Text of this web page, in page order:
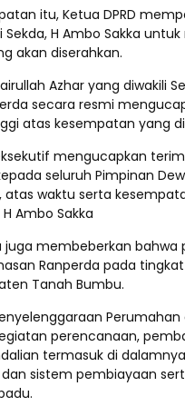
itu, Ketua DPRD
H Ambo Sakka
akan diserahkan.
Azhar yang diwakili
secara resmi
atas kesempatan yang
mengucapkan
seluruh Pimpinan
waktu serta
Ambo Sakka
membeberkan bahwa
Ranperda pada
Tanah Bumbu.
Perumahan
perencanaan,
termasuk di
sistem pembiayaan